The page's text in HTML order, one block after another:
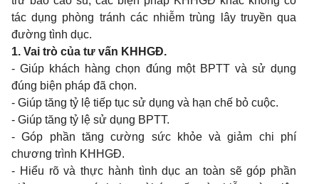
tác dụng phòng tránh các nhiễm trùng lây truyền qua
đường tình dục.
1. Vai trò của tư vấn KHHGĐ.
- Giúp khách hàng chọn đúng một BPTT và sử dụng
đúng biện pháp đã chọn.
- Giúp tăng tỷ lệ tiếp tục sử dụng và hạn chế bỏ cuộc.
- Giúp tăng tỷ lệ sử dụng BPTT.
- Góp phần tăng cường sức khỏe và giảm chi phí
chương trình KHHGĐ.
- Hiểu rõ và thực hành tình dục an toàn sẽ góp phần